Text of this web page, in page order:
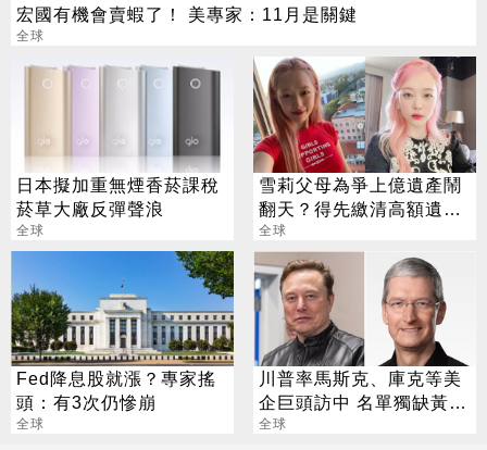
宏國有機會賣蝦了！ 美專家：11月是關鍵
全球
日本擬加重無煙香菸課稅
菸草大廠反彈聲浪
全球
雪莉父母為爭上億遺產鬧
翻天？得先繳清高額遺產
稅
全球
Fed降息股就漲？專家搖
頭：有3次仍慘崩
全球
川普率馬斯克、庫克等美
企巨頭訪中 名單獨缺黃仁
勳
全球